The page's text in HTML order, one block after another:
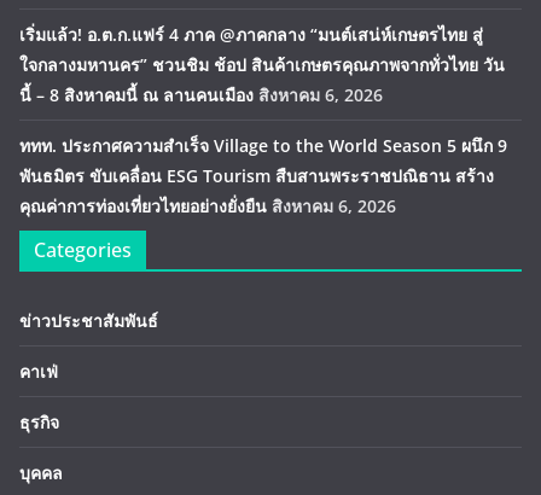
เริ่มแล้ว! อ.ต.ก.แฟร์ 4 ภาค @ภาคกลาง “มนต์เสน่ห์เกษตรไทย สู่
ใจกลางมหานคร” ชวนชิม ช้อป สินค้าเกษตรคุณภาพจากทั่วไทย วัน
นี้ – 8 สิงหาคมนี้ ณ ลานคนเมือง สิงหาคม 6, 2026
ททท. ประกาศความสำเร็จ Village to the World Season 5 ผนึก 9
พันธมิตร ขับเคลื่อน ESG Tourism สืบสานพระราชปณิธาน สร้าง
คุณค่าการท่องเที่ยวไทยอย่างยั่งยืน สิงหาคม 6, 2026
Categories
ข่าวประชาสัมพันธ์
คาเฟ่
ธุรกิจ
บุคคล